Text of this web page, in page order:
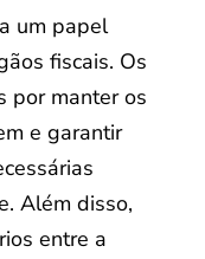
um papel
fiscais. Os
por manter os
e garantir
Além disso,
entre a